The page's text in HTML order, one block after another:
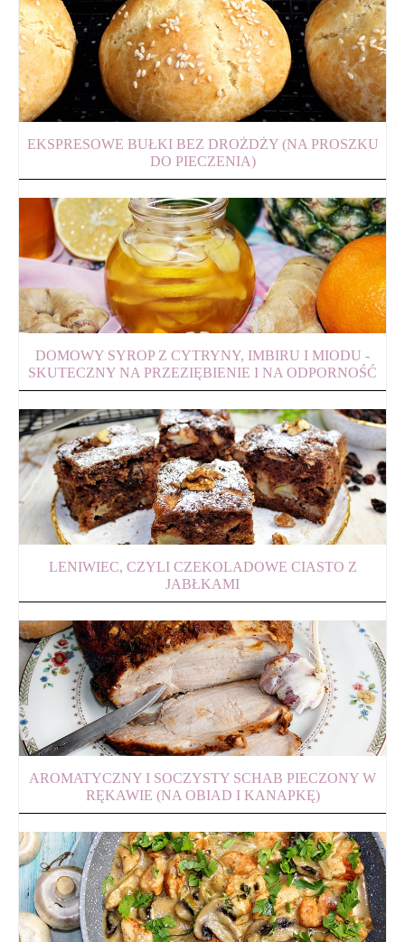
EKSPRESOWE BUŁKI BEZ DROŻDŻY (NA PROSZKU
DO PIECZENIA)
DOMOWY SYROP Z CYTRYNY, IMBIRU I MIODU -
SKUTECZNY NA PRZEZIĘBIENIE I NA ODPORNOŚĆ
LENIWIEC, CZYLI CZEKOLADOWE CIASTO Z
JABŁKAMI
AROMATYCZNY I SOCZYSTY SCHAB PIECZONY W
RĘKAWIE (NA OBIAD I KANAPKĘ)